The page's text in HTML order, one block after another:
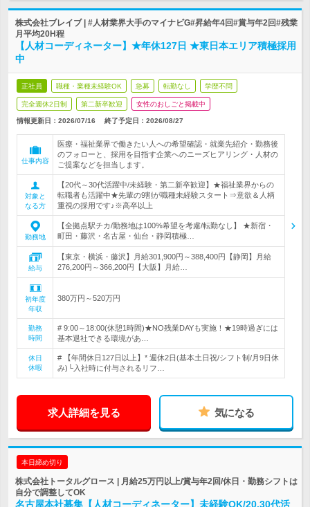
株式会社ブレイブ | #人材業界大手のマイナビG#昇給年4回#賞与年2回#残業
月平均20H程
【人材コーディネーター】★年休127日 ★東日本エリア積極採用
中
正社員 職種・業種未経験OK 急募 転勤なし 学歴不問
完全週休2日制 第二新卒歓迎 女性のおしごと掲載中
情報更新日：2026/07/16 終了予定日： 2026/08/27
仕事内容
医療・福祉業界で働きたい人への希望確認・就業先紹介・勤務後
のフォローと、採用を目指す企業へのニーズヒアリング・人材の
ご提案などを担当します。
対象と
なる方
【20代～30代活躍中/未経験・第二新卒歓迎】★福祉業界からの
転職者も活躍中★先輩の9割が職種未経験スタート⇒意欲＆人柄
重視の採用です♪※高卒以上
勤務地
【全拠点駅チカ/勤務地は100%希望を考慮/転勤なし】 ★新宿・
町田・藤沢・名古屋・仙台・静岡積極…
給与
【東京・横浜・藤沢】月給301,900円～388,400円【静岡】月給
276,200円～366,200円【大阪】月給…
初年度
年収
380万円～520万円
勤務
時間
# 9:00～18:00(休憩1時間)★NO残業DAYも実施！★19時過ぎには
基本退社できる環境があ…
休日
休暇
# 【年間休日127日以上】* 週休2日(基本土日祝/シフト制/月9日休
み)└入社時に付与されるリフ…
求人詳細を見る 気になる
本日締め切り
株式会社トータルグロース | 月給25万円以上/賞与年2回/休日・勤務シフトは
自分で調整してOK
名古屋本社募集【人材コーディネーター】未経験OK/20.30代活